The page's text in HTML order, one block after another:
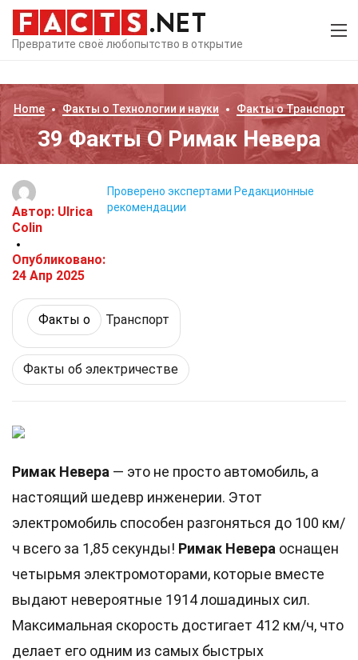
Превратите своё любопытство в открытие
Home Факты о Технологии и науки Факты оТранспорт
39 Факты О Римак Невера
Автор: Ulrica
Colin
Опубликовано:
24 Апр 2025
Проверено экспертами Редакционные
рекомендации
Факты о Транспорт
Факты об электричестве
Римак Невера — это не просто автомобиль, а
настоящий шедевр инженерии. Этот
электромобиль способен разгоняться до 100 км/
ч всего за 1,85 секунды! Римак Невера оснащен
четырьмя электромоторами, которые вместе
выдают невероятные 1914 лошадиных сил.
Максимальная скорость достигает 412 км/ч, что
делает его одним из самых быстрых